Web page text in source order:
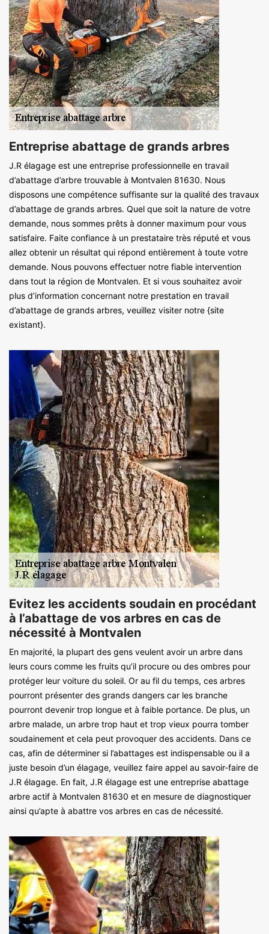
Entreprise abattage de grands arbres
J.R élagage est une entreprise professionnelle en travail
d’abattage d’arbre trouvable à Montvalen 81630. Nous
disposons une compétence suffisante sur la qualité des travaux
d’abattage de grands arbres. Quel que soit la nature de votre
demande, nous sommes prêts à donner maximum pour vous
satisfaire. Faite confiance à un prestataire très réputé et vous
allez obtenir un résultat qui répond entièrement à toute votre
demande. Nous pouvons effectuer notre fiable intervention
dans tout la région de Montvalen. Et si vous souhaitez avoir
plus d’information concernant notre prestation en travail
d’abattage de grands arbres, veuillez visiter notre {site
existant}.
Evitez les accidents soudain en procédant
à l’abattage de vos arbres en cas de
nécessité à Montvalen
En majorité, la plupart des gens veulent avoir un arbre dans
leurs cours comme les fruits qu’il procure ou des ombres pour
protéger leur voiture du soleil. Or au fil du temps, ces arbres
pourront présenter des grands dangers car les branche
pourront devenir trop longue et à faible portance. De plus, un
arbre malade, un arbre trop haut et trop vieux pourra tomber
soudainement et cela peut provoquer des accidents. Dans ce
cas, afin de déterminer si l’abattages est indispensable ou il a
juste besoin d’un élagage, veuillez faire appel au savoir-faire de
J.R élagage. En fait, J.R élagage est une entreprise abattage
arbre actif à Montvalen 81630 et en mesure de diagnostiquer
ainsi qu’apte à abattre vos arbres en cas de nécessité.